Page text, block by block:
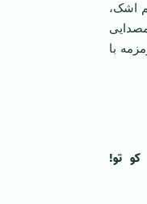
اشک،
با
کو تو!